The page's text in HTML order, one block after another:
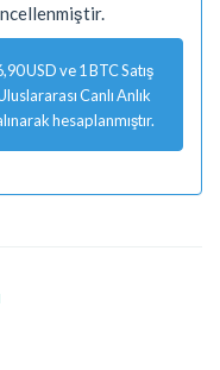
USD ve 1 BTC Satış
Canlı Anlık
hesaplanmıştır.